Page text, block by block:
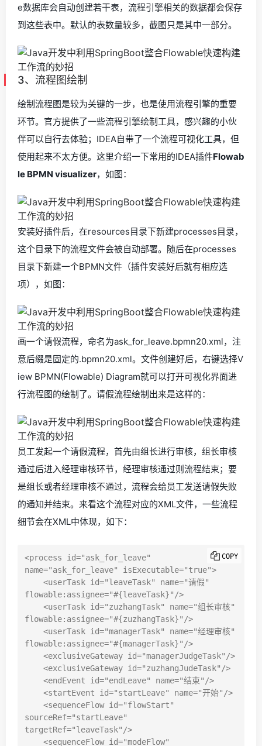
e数据库会自动创建若干表，流程引擎相关的数据都会保存
到这些表中。默认的表数量较多，截图只是其中一部分。
3、流程图绘制
绘制流程图是较为关键的一步，也是使用流程引擎的重要
环节。官方提供了一些流程引擎绘制工具，感兴趣的小伙
伴可以自行去体验；IDEA自带了一个流程可视化工具，但
使用起来不太方便。这里介绍一下常用的IDEA插件Flowab
le BPMN visualizer，如图：
安装好插件后，在resources目录下新建processes目录，
这个目录下的流程文件会被自动部署。随后在processes
目录下新建一个BPMN文件（插件安装好后就有相应选
项），如图：
画一个请假流程，命名为ask_for_leave.bpmn20.xml，注
意后缀是固定的.bpmn20.xml。文件创建好后，右键选择V
iew BPMN(Flowable) Diagram就可以打开可视化界面进
行流程图的绘制了。请假流程绘制出来是这样的：
员工发起一个请假流程，首先由组长进行审核，组长审核
通过后进入经理审核环节，经理审核通过则流程结束；要
是组长或者经理审核不通过，流程会给员工发送请假失败
的通知并结束。来看这个流程对应的XML文件，一些流程
细节会在XML中体现，如下：
<process id="ask_for_leave"
name="ask_for_leave" isExecutable="true">
flowable:assignee="#{leaveTask}"/>
flowable:assignee="#{zuzhangTask}"/>
flowable:assignee="#{managerTask}"/>
sourceRef="startLeave"
targetRef="leaveTask"/>
COPY